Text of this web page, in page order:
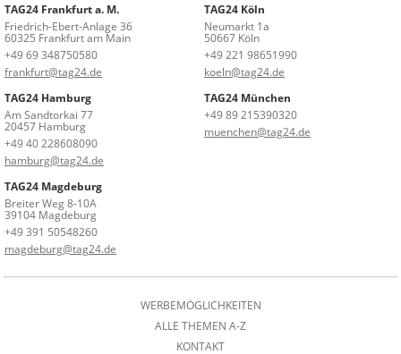
TAG24 Frankfurt a. M.
Friedrich-Ebert-Anlage 36
60325 Frankfurt am Main
+49 69 348750580
frankfurt@tag24.de
TAG24 Köln
Neumarkt 1a
50667 Köln
+49 221 98651990
koeln@tag24.de
TAG24 Hamburg
Am Sandtorkai 77
20457 Hamburg
+49 40 228608090
hamburg@tag24.de
TAG24 München
+49 89 215390320
muenchen@tag24.de
TAG24 Magdeburg
Breiter Weg 8-10A
39104 Magdeburg
+49 391 50548260
magdeburg@tag24.de
WERBEMÖGLICHKEITEN
ALLE THEMEN A-Z
KONTAKT